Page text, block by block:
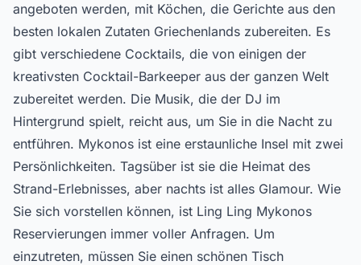
angeboten werden, mit Köchen, die Gerichte aus den
besten lokalen Zutaten Griechenlands zubereiten. Es
gibt verschiedene Cocktails, die von einigen der
kreativsten Cocktail-Barkeeper aus der ganzen Welt
zubereitet werden. Die Musik, die der DJ im
Hintergrund spielt, reicht aus, um Sie in die Nacht zu
entführen. Mykonos ist eine erstaunliche Insel mit zwei
Persönlichkeiten. Tagsüber ist sie die Heimat des
Strand-Erlebnisses, aber nachts ist alles Glamour. Wie
Sie sich vorstellen können, ist Ling Ling Mykonos
Reservierungen immer voller Anfragen. Um
einzutreten, müssen Sie einen schönen Tisch